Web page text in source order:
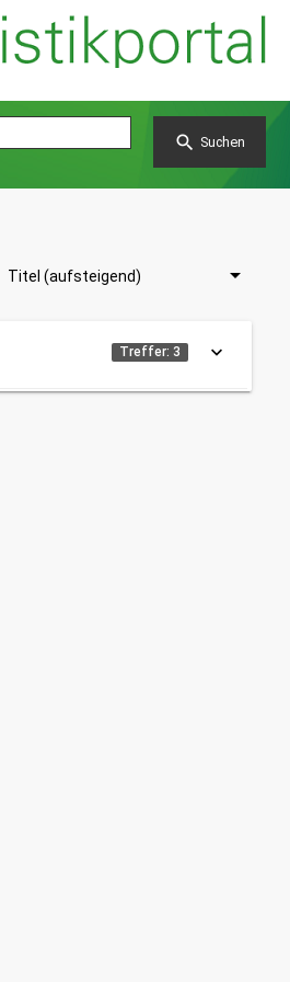
Suchen
search
Titel (aufsteigend)
Treffer: 3 keyboard_arrow_down